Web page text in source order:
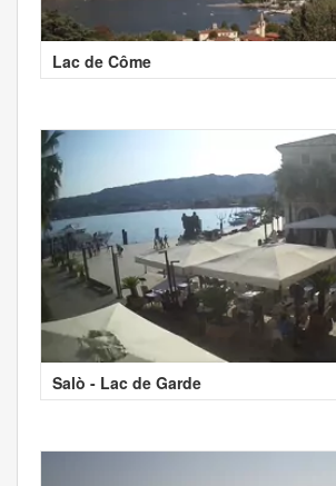
Lac de Côme
Salò - Lac de Garde